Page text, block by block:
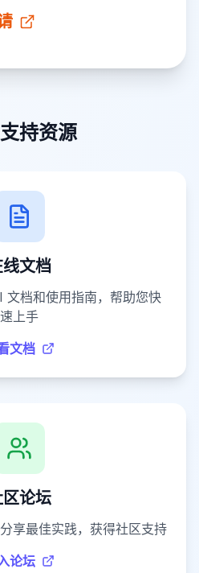
持资源
文档
文档和使用指南，帮助您快
速上手
文档
论坛
享最佳实践，获得社区支持
论坛